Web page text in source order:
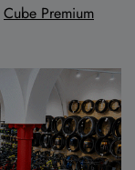
Cube Premium